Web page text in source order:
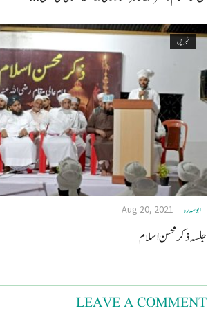
خبریں
ابو سدره Aug 20, 2021
جلسہ ذکر محسن اسلام
LEAVE A COMMENT